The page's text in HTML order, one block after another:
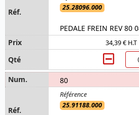
25.28096.000
PEDALE FREIN REV 80
34,39 € H.T
80
25.91188.000